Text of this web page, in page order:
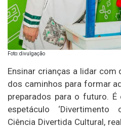
Foto: divulgação
Ensinar crianças a lidar com
dos caminhos para formar
preparados para o futuro.
espetáculo ‘Divertimento
Ciência Divertida Cultural,